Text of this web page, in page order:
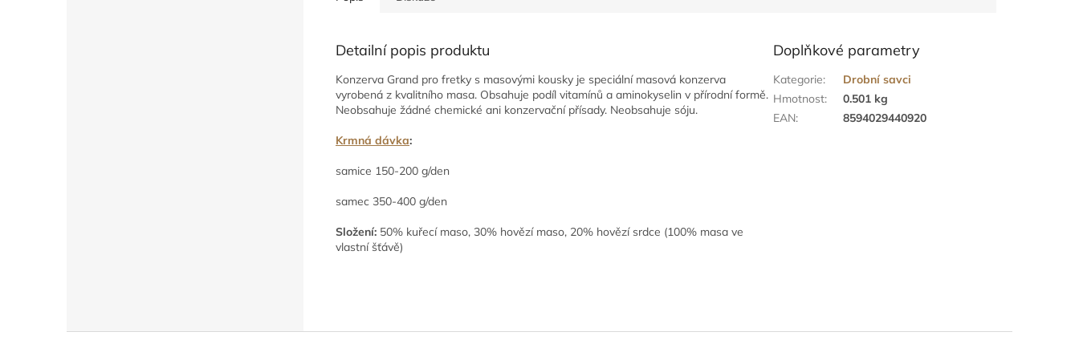
Detailní popis produktu
Konzerva Grand pro fretky s masovými kousky je speciální masová konzerva
vyrobená z kvalitního masa. Obsahuje podíl vitamínů a aminokyselin v přírodní formě.
Neobsahuje žádné chemické ani konzervační přísady. Neobsahuje sóju.
Krmná dávka:
samice 150-200 g/den
samec 350-400 g/den
Složení: 50% kuřecí maso, 30% hovězí maso, 20% hovězí srdce (100% masa ve
vlastní šťávě)
Doplňkové parametry
Kategorie:
Drobní savci
Hmotnost:
0.501 kg
EAN: 8594029440920